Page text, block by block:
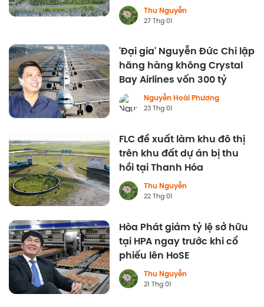
Thu Nguyễn
27 Thg 01
'Đại gia' Nguyễn Đức Chi lập
hãng hàng không Crystal
Bay Airlines vốn 300 tỷ
Nguyễn Hoài Phương
23 Thg 01
FLC đề xuất làm khu đô thị
trên khu đất dự án bị thu
hồi tại Thanh Hóa
Thu Nguyễn
22 Thg 01
Hòa Phát giảm tỷ lệ sở hữu
tại HPA ngay trước khi cổ
phiếu lên HoSE
Thu Nguyễn
21 Thg 01